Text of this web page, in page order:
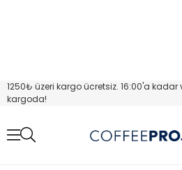
1250₺ üzeri kargo ücretsiz. 16:00'a kadar
kargoda!